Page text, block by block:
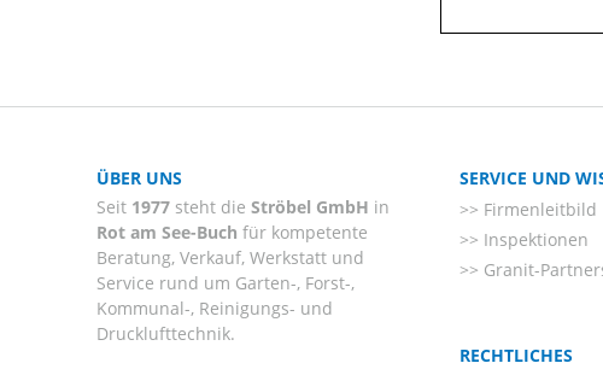
ÜBER UNS
Seit 1977 steht die Ströbel GmbH in
Rot am See-Buch für kompetente
Beratung, Verkauf, Werkstatt und
Service rund um Garten-, Forst-,
Kommunal-, Reinigungs- und
Drucklufttechnik.
SERVICE UND
Firmenleitbild
Inspektionen
Granit-
RECHTLICHES